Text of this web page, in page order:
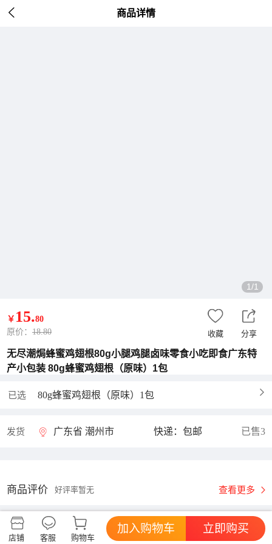
 商品详情
1/1
￥ 15.80
原价： 18.80 收藏 分享
无尽潮焗蜂蜜鸡翅根80g小腿鸡腿卤味零食小吃即食广东特
产小包装 80g蜂蜜鸡翅根（原味）1包
已选 80g蜂蜜鸡翅根（原味）1包
发货 广东省 潮州市 快递：包邮 已售3
商品评价 好评率暂无 查看更多
无尽潮焗旗舰店 进店逛逛
店铺 客服 购物车
加入购物车 立即购买